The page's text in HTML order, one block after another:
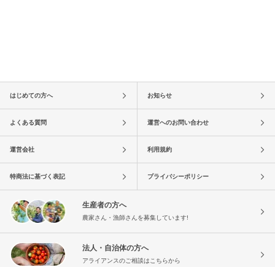
はじめての方へ お知らせ
よくある質問 運営へのお問い合わせ
運営会社 利用規約
特商法に基づく表記 プライバシーポリシー
生産者の方へ
農家さん・漁師さんを募集しています!
法人・自治体の方へ
アライアンスのご相談はこちらから